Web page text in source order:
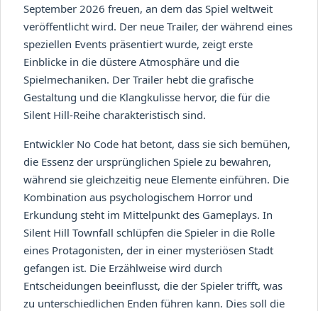
September 2026 freuen, an dem das Spiel weltweit
veröffentlicht wird. Der neue Trailer, der während eines
speziellen Events präsentiert wurde, zeigt erste
Einblicke in die düstere Atmosphäre und die
Spielmechaniken. Der Trailer hebt die grafische
Gestaltung und die Klangkulisse hervor, die für die
Silent Hill-Reihe charakteristisch sind.
Entwickler No Code hat betont, dass sie sich bemühen,
die Essenz der ursprünglichen Spiele zu bewahren,
während sie gleichzeitig neue Elemente einführen. Die
Kombination aus psychologischem Horror und
Erkundung steht im Mittelpunkt des Gameplays. In
Silent Hill Townfall schlüpfen die Spieler in die Rolle
eines Protagonisten, der in einer mysteriösen Stadt
gefangen ist. Die Erzählweise wird durch
Entscheidungen beeinflusst, die der Spieler trifft, was
zu unterschiedlichen Enden führen kann. Dies soll die